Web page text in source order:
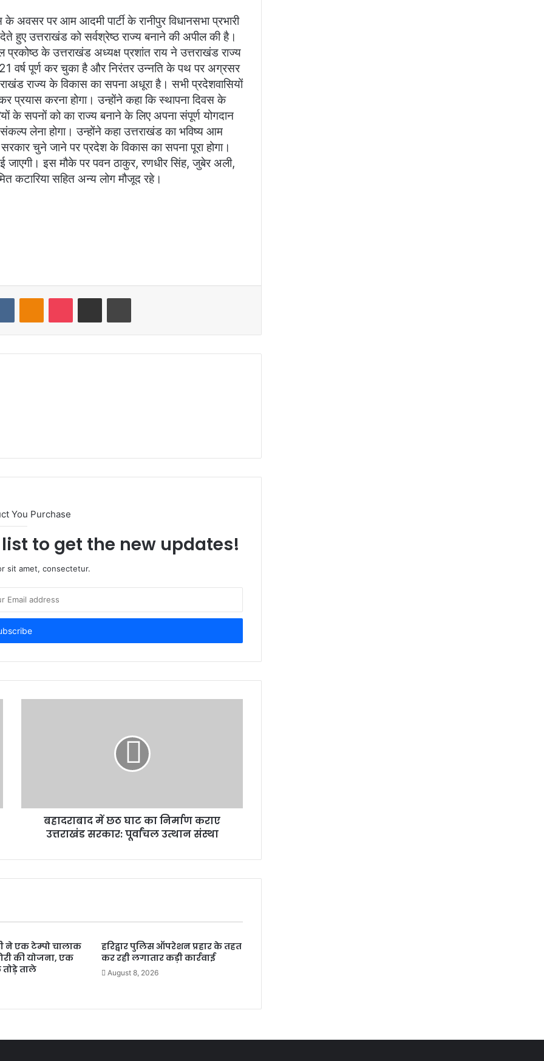
के अवसर पर आम आदमी पार्टी के रानीपुर विधानसभा प्रभारी
हुए उत्तराखंड को सर्वश्रेष्ठ राज्य बनाने की अपील की है।
प्रकोष्ठ के उत्तराखंड अध्यक्ष प्रशांत राय ने उत्तराखंड राज्य
वर्ष पूर्ण कर चुका है और निरंतर उन्नति के पथ पर अग्रसर
राज्य के विकास का सपना अधूरा है। सभी प्रदेशवासियों
करना होगा। उन्होंने कहा कि स्थापना दिवस के
के सपनों को का राज्य बनाने के लिए अपना संपूर्ण योगदान
लेना होगा। उन्होंने कहा उत्तराखंड का भविष्य आम
चुने जाने पर प्रदेश के विकास का सपना पूरा होगा।
जाएगी। इस मौके पर पवन ठाकुर, रणधीर सिंह, जुबेर अली,
कटारिया सहित अन्य लोग मौजूद रहे।
VKontakteOdnoklassniki
Pocket Share via Email Print
You Purchase
to get the new updates!
sit amet, consectetur.
बहादराबाद में छठ घाट का निर्माण कराए
उत्तराखंड सरकार: पूर्वांचल उत्थान संस्था
ने एक टेम्पो चालाक
की योजना, एक
तोड़े ताले
हरिद्वार पुलिस ऑपरेशन प्रहार के तहत
कर रही लगातार कड़ी कार्रवाई
August 8, 2026